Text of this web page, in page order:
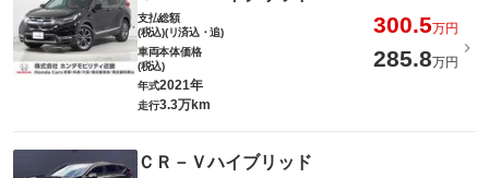
支払総額
(税込)(リ済込・追)
300.5万円
車両本体価格
(税込)
285.8万円
年式2021年
走行3.3万km
ＣＲ－Ｖハイブリッド